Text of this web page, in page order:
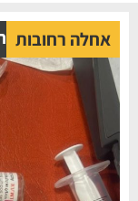
אחלה רחובות